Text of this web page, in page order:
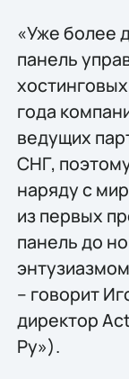
«Уже более
панель
года
ведущих
СНГ,
наряду с
из первых
панель до
– говорит
директор
Ру»).